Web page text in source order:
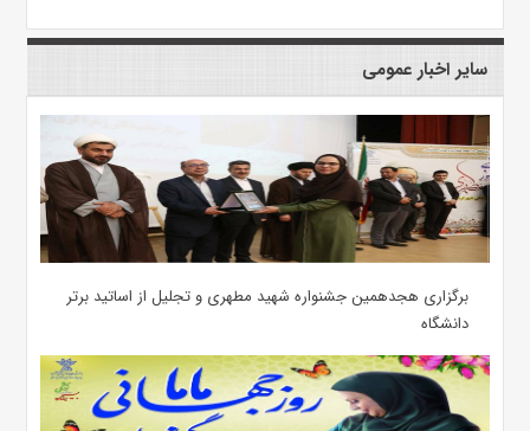
سایر اخبار عمومی
برگزاری هجدهمین جشنواره شهید مطهری و تجلیل از اساتید برتر
دانشگاه